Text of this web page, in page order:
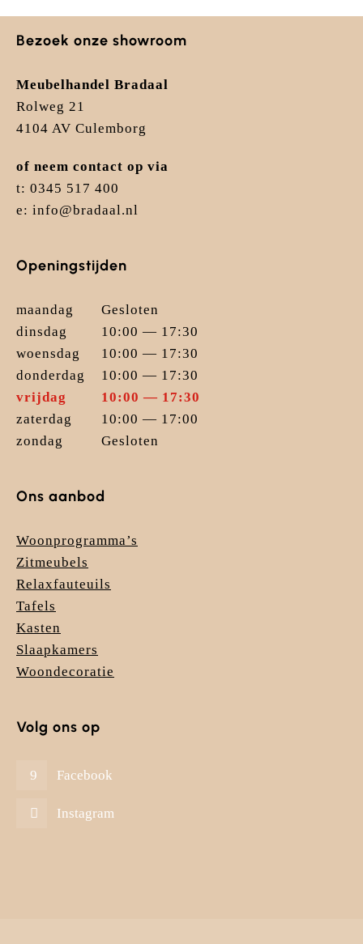
Bezoek onze showroom
Meubelhandel Bradaal
Rolweg 21
4104 AV Culemborg
of neem contact op via
t: 0345 517 400
e: info@bradaal.nl
Openingstijden
maandag
Gesloten
dinsdag
10:00 — 17:30
woensdag
10:00 — 17:30
donderdag
10:00 — 17:30
vrijdag
10:00 — 17:30
zaterdag
10:00 — 17:00
zondag
Gesloten
Ons aanbod
Woonprogramma’s
Zitmeubels
Relaxfauteuils
Tafels
Kasten
Slaapkamers
Woondecoratie
Volg ons op
Facebook
Instagram